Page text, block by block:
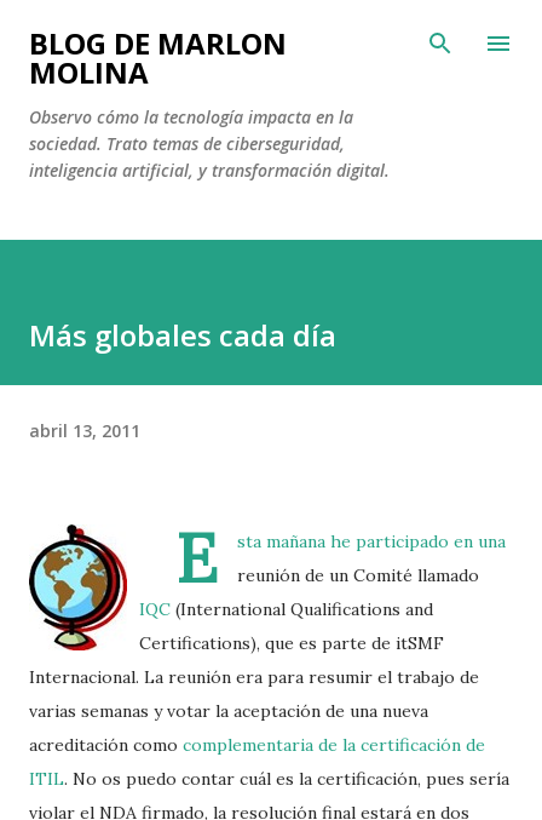
Ir al contenido principal
BLOG DE MARLON
MOLINA
Observo cómo la tecnología impacta en la
sociedad. Trato temas de ciberseguridad,
inteligencia artificial, y transformación digital.
Más globales cada día
abril 13, 2011
E
sta mañana he participado en una
reunión de un Comité llamado
IQC (International Qualifications and
Certifications), que es parte de itSMF
Internacional. La reunión era para resumir el trabajo de
varias semanas y votar la aceptación de una nueva
acreditación como complementaria de la certificación de
ITIL. No os puedo contar cuál es la certificación, pues sería
violar el NDA firmado, la resolución final estará en dos